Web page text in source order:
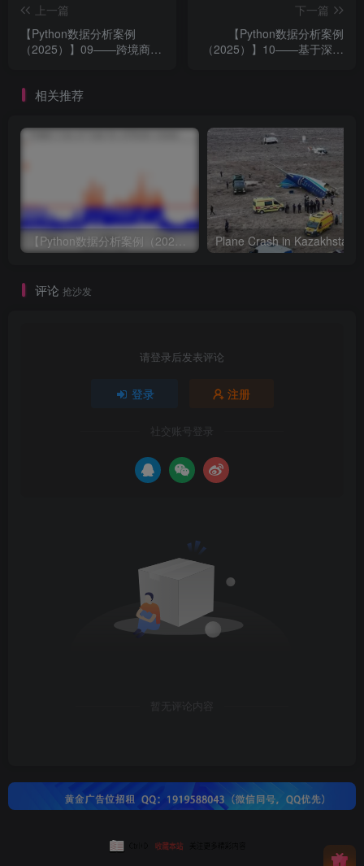
上一篇
【Python数据分析案例
（2025）】09——跨境商贸
下一篇
【Python数据分析案例
（2025）】10——基于深度
相关推荐
【Python数据分析案例（2024）】49—基于LSTM结构自编码器的多变量时间序列
评论 抢沙发
请登录后发表评论
登录 注册
社交账号登录
暂无评论内容